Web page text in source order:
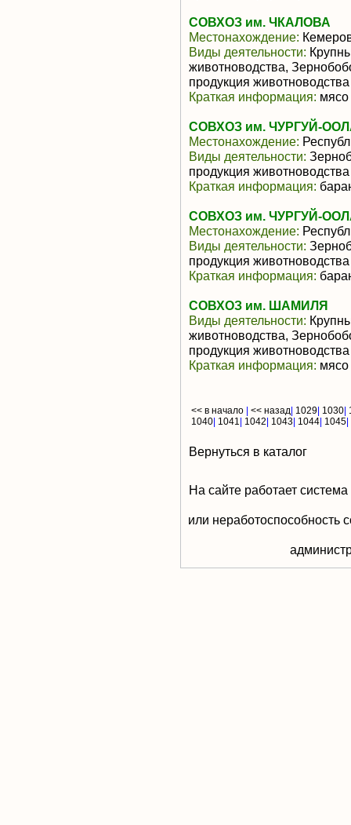
СОВХОЗ им. ЧКАЛОВА
Местонахождение:
Виды деятельности:
животноводства,
продукция животноводства
Краткая информация: мясо
СОВХОЗ им. ЧУРГУЙ-
Местонахождение:
Виды деятельности:
продукция животноводства
Краткая информация:
СОВХОЗ им. ЧУРГУЙ-
Местонахождение:
Виды деятельности:
продукция животноводства
Краткая информация:
СОВХОЗ им. ШАМИЛЯ
Виды деятельности:
животноводства,
продукция животноводства
Краткая информация: мясо
<< в начало << назад 1029 1030
1040 1041 1042 1043 1044 1045
Вернуться в каталог
На сайте работает
или неработоспособность